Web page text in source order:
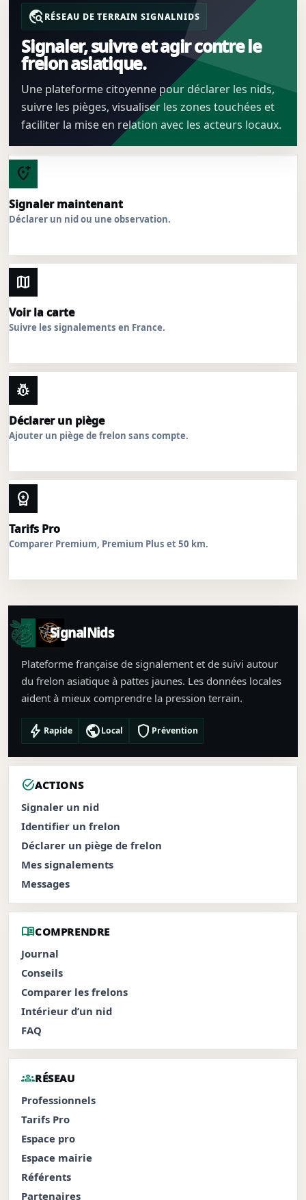
travel_exploreRÉSEAU DE TERRAIN SIGNALNIDS
Signaler, suivre et agir contre le
frelon asiatique.
Une plateforme citoyenne pour déclarer les nids,
suivre les pièges, visualiser les zones touchées et
faciliter la mise en relation avec les acteurs locaux.
add_location_alt
Signaler maintenant
Déclarer un nid ou une observation.
map
Voir la carte
Suivre les signalements en France.
pest_control
Déclarer un piège
Ajouter un piège de frelon sans compte.
workspace_premium
Tarifs Pro
Comparer Premium, Premium Plus et 50 km.
SignalNids
Plateforme française de signalement et de suivi autour
du frelon asiatique à pattes jaunes. Les données locales
aident à mieux comprendre la pression terrain.
bolt Rapide publicLocal shield Prévention
task_altACTIONS
Signaler un nid
Identifier un frelon
Déclarer un piège de frelon
Mes signalements
Messages
menu_bookCOMPRENDRE
Journal
Conseils
Comparer les frelons
Intérieur d’un nid
FAQ
groupsRÉSEAU
Professionnels
Tarifs Pro
Espace pro
Espace mairie
Référents
Partenaires